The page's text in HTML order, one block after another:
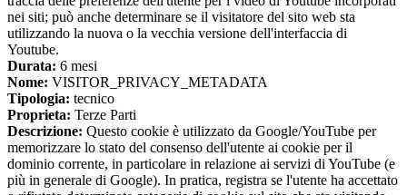
nei siti; può anche determinare se il visitatore del sito web sta
utilizzando la nuova o la vecchia versione dell'interfaccia di
Youtube.
Durata: 6 mesi
Nome: VISITOR_PRIVACY_METADATA
Tipologia: tecnico
Proprieta: Terze Parti
Descrizione: Questo cookie è utilizzato da Google/YouTube per
memorizzare lo stato del consenso dell'utente ai cookie per il
dominio corrente, in particolare in relazione ai servizi di YouTube (e
più in generale di Google). In pratica, registra se l'utente ha accettato